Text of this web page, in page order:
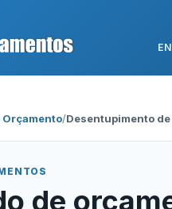
Orçamento/Desentupimento
de